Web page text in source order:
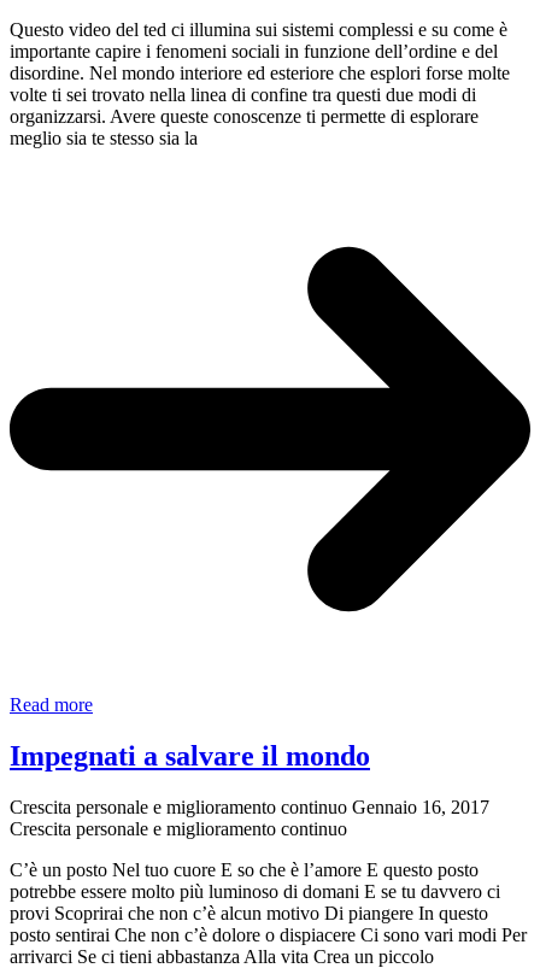
Questo video del ted ci illumina sui sistemi complessi e su come è
importante capire i fenomeni sociali in funzione dell’ordine e del
disordine. Nel mondo interiore ed esteriore che esplori forse molte
volte ti sei trovato nella linea di confine tra questi due modi di
organizzarsi. Avere queste conoscenze ti permette di esplorare
meglio sia te stesso sia la
Read moreEsplorare
risposte
collettive
Impegnati a salvare il mondo
Crescita personale e miglioramento continuo Gennaio 16, 2017
Crescita personale e miglioramento continuo
C’è un posto Nel tuo cuore E so che è l’amore E questo posto
potrebbe essere molto più luminoso di domani E se tu davvero ci
provi Scoprirai che non c’è alcun motivo Di piangere In questo
posto sentirai Che non c’è dolore o dispiacere Ci sono vari modi Per
arrivarci Se ci tieni abbastanza Alla vita Crea un piccolo